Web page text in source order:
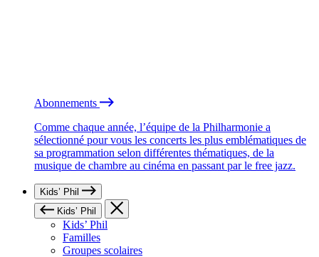
Abonnements
Comme chaque année, l’équipe de la Philharmonie a
sélectionné pour vous les concerts les plus emblématiques de
sa programmation selon différentes thématiques, de la
musique de chambre au cinéma en passant par le free jazz.
Kids’ Phil
Kids’ Phil
Kids’ Phil
Familles
Groupes scolaires